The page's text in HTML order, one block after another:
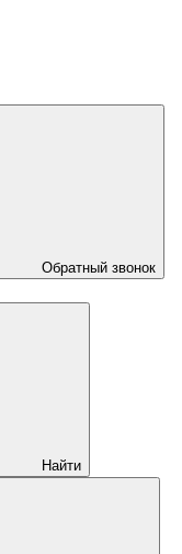
Обратный звонок
Найти